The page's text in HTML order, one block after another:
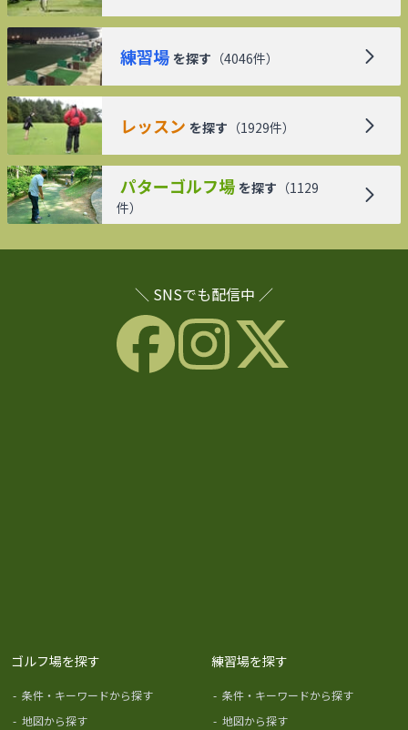
練習場 を探す （4046件）
レッスン を探す （1929件）
パターゴルフ場 を探す （1129
件）
＼ SNSでも配信中 ／
ゴルフ場を探す
- 条件・キーワードから探す
- 地図から探す
練習場を探す
- 条件・キーワードから探す
- 地図から探す